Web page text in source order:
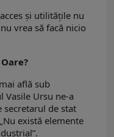
şi utilităţile nu
vrea să facă nicio
află sub
Ursu ne-a
secretarul de stat
există elemente